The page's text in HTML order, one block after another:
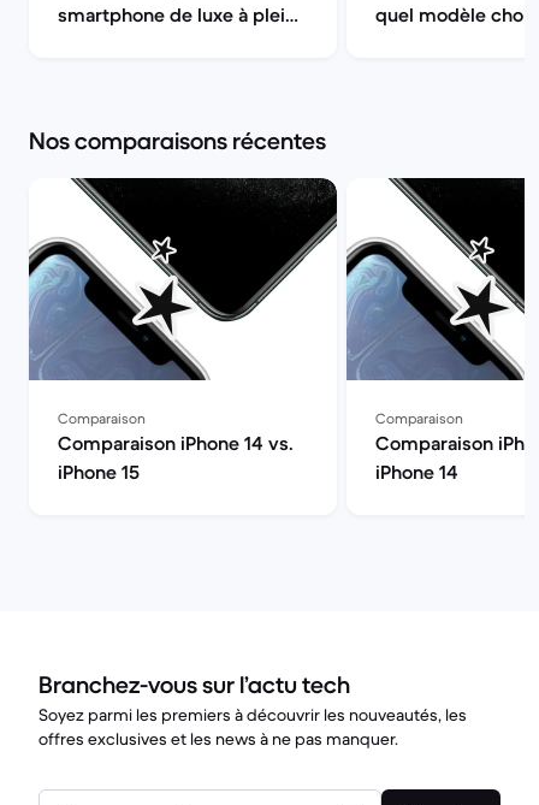
smartphone de luxe à pleine
quel modèle
Nos comparaisons récentes
Comparaison
Comparaison iPhone 14 vs.
iPhone 15
Comparaison
Comparaison
iPhone 14
Branchez-vous sur l’actu tech
Soyez parmi les premiers à découvrir les nouveautés, les
offres exclusives et les news à ne pas manquer.